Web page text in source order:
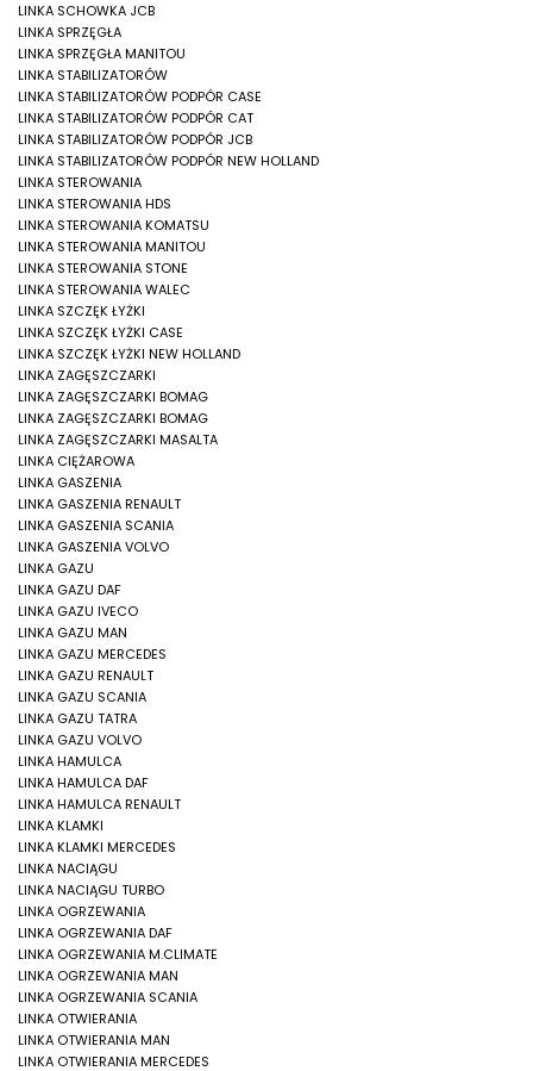
LINKA SCHOWKA JCB
LINKA SPRZĘGŁA
LINKA SPRZĘGŁA MANITOU
LINKA STABILIZATORÓW
LINKA STABILIZATORÓW PODPÓR CASE
LINKA STABILIZATORÓW PODPÓR CAT
LINKA STABILIZATORÓW PODPÓR JCB
LINKA STABILIZATORÓW PODPÓR NEW HOLLAND
LINKA STEROWANIA
LINKA STEROWANIA HDS
LINKA STEROWANIA KOMATSU
LINKA STEROWANIA MANITOU
LINKA STEROWANIA STONE
LINKA STEROWANIA WALEC
LINKA SZCZĘK ŁYŻKI
LINKA SZCZĘK ŁYŻKI CASE
LINKA SZCZĘK ŁYŻKI NEW HOLLAND
LINKA ZAGĘSZCZARKI
LINKA ZAGĘSZCZARKI BOMAG
LINKA ZAGĘSZCZARKI BOMAG
LINKA ZAGĘSZCZARKI MASALTA
LINKA CIĘŻAROWA
LINKA GASZENIA
LINKA GASZENIA RENAULT
LINKA GASZENIA SCANIA
LINKA GASZENIA VOLVO
LINKA GAZU
LINKA GAZU DAF
LINKA GAZU IVECO
LINKA GAZU MAN
LINKA GAZU MERCEDES
LINKA GAZU RENAULT
LINKA GAZU SCANIA
LINKA GAZU TATRA
LINKA GAZU VOLVO
LINKA HAMULCA
LINKA HAMULCA DAF
LINKA HAMULCA RENAULT
LINKA KLAMKI
LINKA KLAMKI MERCEDES
LINKA NACIĄGU
LINKA NACIĄGU TURBO
LINKA OGRZEWANIA
LINKA OGRZEWANIA DAF
LINKA OGRZEWANIA M.CLIMATE
LINKA OGRZEWANIA MAN
LINKA OGRZEWANIA SCANIA
LINKA OTWIERANIA
LINKA OTWIERANIA MAN
LINKA OTWIERANIA MERCEDES